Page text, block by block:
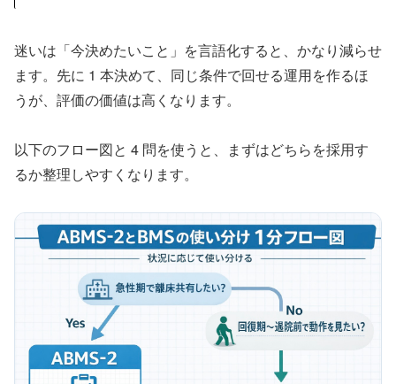
迷いは「今決めたいこと」を言語化すると、かなり減らせ
ます。先に 1 本決めて、同じ条件で回せる運用を作るほ
うが、評価の価値は高くなります。
以下のフロー図と 4 問を使うと、まずはどちらを採用す
るか整理しやすくなります。